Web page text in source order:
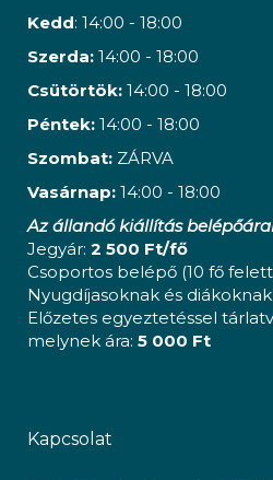
Kedd: 14:00 - 18:00
Szerda: 14:00 - 18:00
Csütörtök: 14:00 - 18:00
Péntek: 14:00 - 18:00
Szombat: ZÁRVA
Vasárnap: 14:00 - 18:00
Az állandó kiállítás
Jegyár: 2 500 Ft/fő
Csoportos belépő (10 fő
Nyugdíjasoknak és diákoknak:
Előzetes egyeztetéssel
melynek ára: 5 000 Ft
Kapcsolat